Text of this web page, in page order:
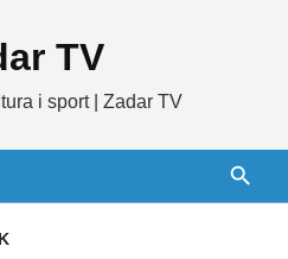
TV
i sport | Zadar TV